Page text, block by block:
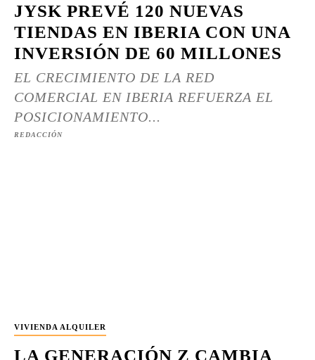
JYSK PREVÉ 120 NUEVAS
TIENDAS EN IBERIA CON UNA
INVERSIÓN DE 60 MILLONES
EL CRECIMIENTO DE LA RED
COMERCIAL EN IBERIA REFUERZA EL
POSICIONAMIENTO...
REDACCIÓN
VIVIENDA ALQUILER
LA GENERACIÓN Z CAMBIA